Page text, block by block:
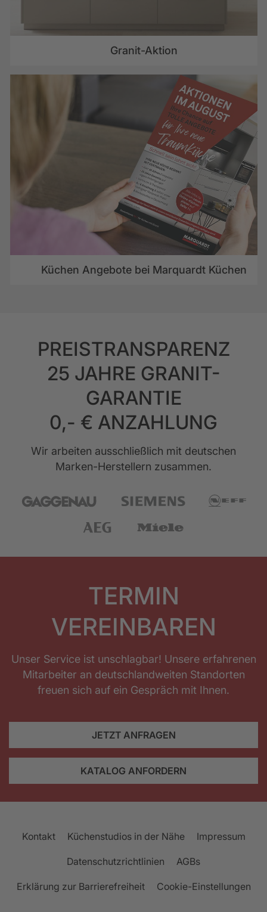
Granit-Aktion
Küchen Angebote bei Marquardt Küchen
PREISTRANSPARENZ
25 JAHRE GRANIT-
GARANTIE
0,- € ANZAHLUNG
Wir arbeiten ausschließlich mit deutschen
Marken-Herstellern zusammen.
TERMIN
VEREINBAREN
Unser Service ist unschlagbar! Unsere erfahrenen
Mitarbeiter an deutschlandweiten Standorten
freuen sich auf ein Gespräch mit Ihnen.
JETZT ANFRAGEN
KATALOG ANFORDERN
Kontakt Küchenstudios in der Nähe Impressum
Datenschutzrichtlinien AGBs
Erklärung zur Barrierefreiheit Cookie-Einstellungen